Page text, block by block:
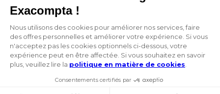
Vous aimerez aussi ces
produits de la collection
Odyssée :